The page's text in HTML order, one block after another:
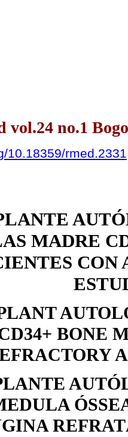
vol.24 no.1
10.18359/rmed.2331
MADRE
CON
BONE